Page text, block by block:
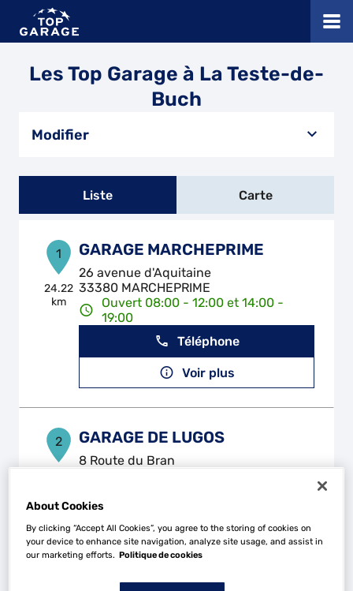
Les Top Garage à La Teste-de-
Buch
Modifier
Liste Carte
1
24.22
km
GARAGE MARCHEPRIME
26 avenue d'Aquitaine
33380 MARCHEPRIME
Ouvert 08:00 - 12:00 et 14:00 -
19:00
Téléphone
Voir plus
2 GARAGE DE LUGOS
8 Route du Bran
18:00
Téléphone
Voir plus
About Cookies
By clicking “Accept All Cookies”, you agree to the storing of cookies on
your device to enhance site navigation, analyze site usage, and assist in
our marketing efforts. Politique de cookies